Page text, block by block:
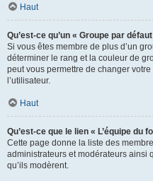
Haut
Qu’est-ce qu’un « Groupe par
Si vous êtes membre de plus d’un
déterminer le rang et la couleur de
peut vous permettre de changer
l’utilisateur.
Haut
Qu’est-ce que le lien « L’équipe du
Cette page donne la liste des
administrateurs et modérateurs ainsi
qu’ils modèrent.